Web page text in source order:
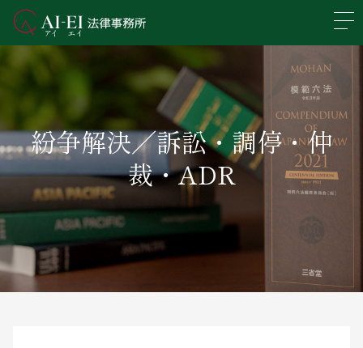
紛争解決／訴訟・調停・仲
裁・ADR
事務所概要
業務分野
所属弁護士紹介
アクセス